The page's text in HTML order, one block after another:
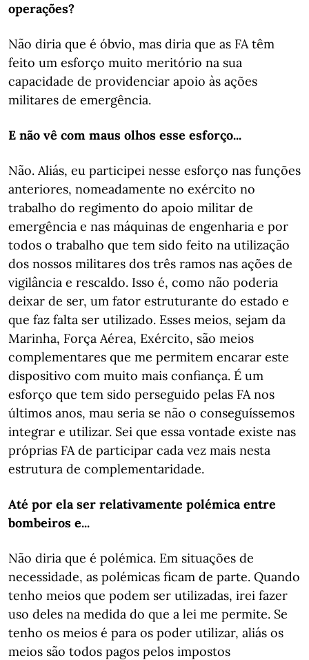
operações?
Não diria que é óbvio, mas diria que as FA têm
feito um esforço muito meritório na sua
capacidade de providenciar apoio às ações
militares de emergência.
E não vê com maus olhos esse esforço...
Não. Aliás, eu participei nesse esforço nas funções
anteriores, nomeadamente no exército no
trabalho do regimento do apoio militar de
emergência e nas máquinas de engenharia e por
todos o trabalho que tem sido feito na utilização
dos nossos militares dos três ramos nas ações de
vigilância e rescaldo. Isso é, como não poderia
deixar de ser, um fator estruturante do estado e
que faz falta ser utilizado. Esses meios, sejam da
Marinha, Força Aérea, Exército, são meios
complementares que me permitem encarar este
dispositivo com muito mais confiança. É um
esforço que tem sido perseguido pelas FA nos
últimos anos, mau seria se não o conseguíssemos
integrar e utilizar. Sei que essa vontade existe nas
próprias FA de participar cada vez mais nesta
estrutura de complementaridade.
Até por ela ser relativamente polémica entre
bombeiros e...
Não diria que é polémica. Em situações de
necessidade, as polémicas ficam de parte. Quando
tenho meios que podem ser utilizadas, irei fazer
uso deles na medida do que a lei me permite. Se
tenho os meios é para os poder utilizar, aliás os
meios são todos pagos pelos impostos